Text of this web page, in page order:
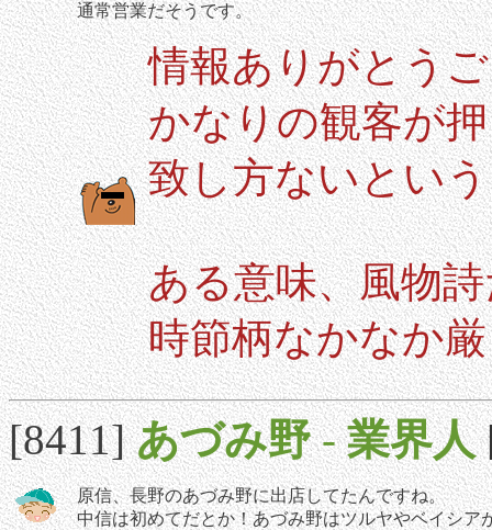
通常営業だそうです。
情報ありがとう
かなりの観客が
致し方ないとい
ある意味、風物
時節柄なかなか
[8411]あづみ野-業界人
原信、長野のあづみ野に出店してたんですね。
中信は初めてだとか！あづみ野はツルヤやベイシア